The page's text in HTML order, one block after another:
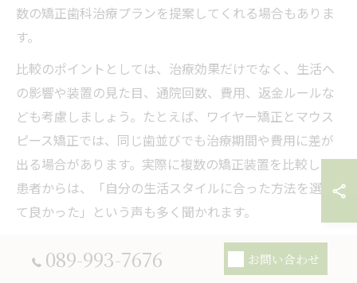
数の矯正歯科治療プランを提案してくれる場合もありま
す。
比較のポイントとしては、治療効果だけでなく、生活へ
の影響や装置の見た目、通院回数、費用、返金ルールな
ども考慮しましょう。たとえば、ワイヤー矯正とマウス
ピース矯正では、同じ歯並びでも治療期間や費用に差が
出る場合があります。実際に複数の矯正装置を比較した
患者からは、「自分の生活スタイルに合った方法を選べ
て良かった」という声も多く聞かれます。
見た目や通院回数に差が出る矯正治療の特徴
089-993-7676 お問い合わせ